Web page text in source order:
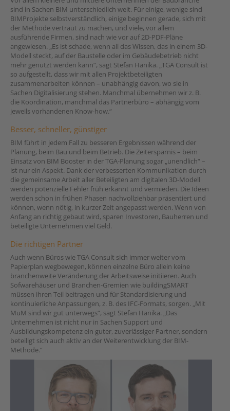
sind in Sachen BIM unterschiedlich weit. Für einige, wenige sind
BIMProjekte selbstverständlich, einige beginnen gerade, sich mit
der Methode vertraut zu machen, und viele, vor allem
ausführende Firmen, sind nach wie vor auf 2D-PDF-Pläne
angewiesen. „Es ist schade, wenn all das Wissen, das in einem 3D-
Modell steckt, auf der Baustelle oder im Gebäudebetrieb nicht
mehr genutzt werden kann“, sagt Stefan Hanika. „TGA Consult ist
so aufgestellt, dass wir mit allen Projektbeteiligten
zusammenarbeiten können – unabhängig davon, wo sie in
Sachen Digitalisierung stehen. Manchmal übernehmen wir z. B.
die Koordination, manchmal das Partnerbüro – abhängig vom
jeweils vorhandenen Know-how.“
Besser, schneller, günstiger
BIM führt in jedem Fall zu besseren Ergebnissen während der
Planung, beim Bau und beim Betrieb. Die Zeitersparnis – beim
Einsatz von BIM Booster in der TGA-Planung sogar „unendlich“ –
ist nur ein Aspekt. Dank der verbesserten Kommunikation durch
die gemeinsame Arbeit aller Beteiligten am digitalen 3D-Modell
werden potenzielle Fehler früh erkannt und vermieden. Die Ideen
werden schon in frühen Phasen nachvollziehbar präsentiert und
können, wenn nötig, in kurzer Zeit angepasst werden. Wenn von
Anfang an richtig gebaut wird, sparen Investoren, Bauherren und
beteiligte Unternehmen viel Geld.
Die richtigen Partner
Auch wenn Büros wie TGA Consult sich immer weiter vom
Papierplan wegbewegen, können einzelne Büro allein keine
branchenweite Veränderung der Arbeitsweise initiieren. Auch
Sofwarehäuser und Branchen-Gremien wie buildingSMART
müssen ihren Teil beitragen und für Standardisierung und
kontinuierliche Anpassungen, z. B. des IFC-Formats, sorgen. „Mit
MuM sind wir gut unterwegs“, sagt Stefan Hanika. „Das
Unternehmen ist nicht nur in Sachen Support und
Ausbildungskompetenz ein guter, zuverlässiger Partner, sondern
beteiligt sich auch aktiv an der Weiterentwicklung der BIM-
Methode.“